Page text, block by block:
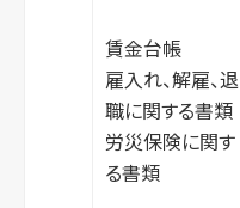
賃金台帳
雇入れ、解雇、退
職に関する書類
労災保険に関す
る書類